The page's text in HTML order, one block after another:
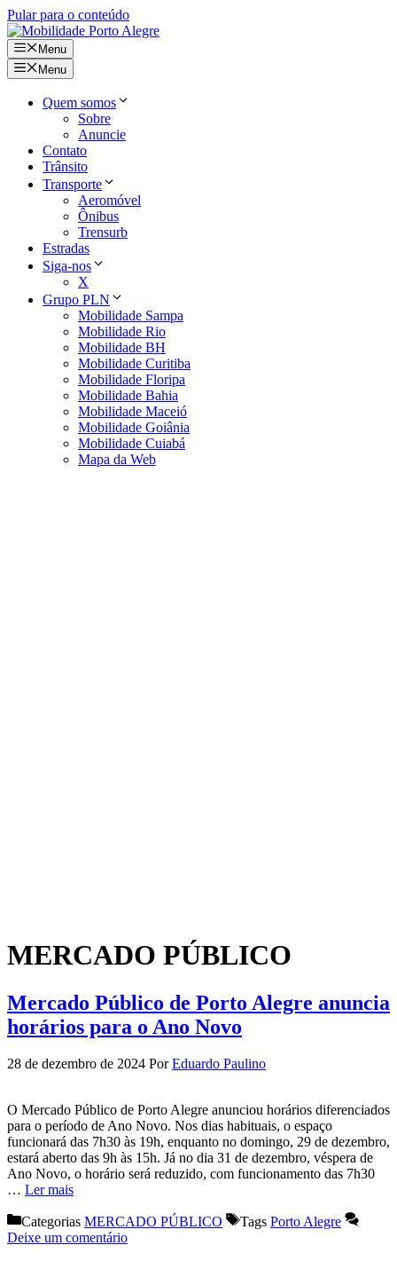
Pular para o conteúdo
Menu
Menu
Quem somos
Sobre
Anuncie
Contato
Trânsito
Transporte
Aeromóvel
Ônibus
Trensurb
Estradas
Siga-nos
X
Grupo PLN
Mobilidade Sampa
Mobilidade Rio
Mobilidade BH
Mobilidade Curitiba
Mobilidade Floripa
Mobilidade Bahia
Mobilidade Maceió
Mobilidade Goiânia
Mobilidade Cuiabá
Mapa da Web
MERCADO PÚBLICO
Mercado Público de Porto Alegre anuncia
horários para o Ano Novo
28 de dezembro de 2024 PorEduardo Paulino
O Mercado Público de Porto Alegre anunciou horários diferenciados
para o período de Ano Novo. Nos dias habituais, o espaço
funcionará das 7h30 às 19h, enquanto no domingo, 29 de dezembro,
estará aberto das 9h às 15h. Já no dia 31 de dezembro, véspera de
Ano Novo, o horário será reduzido, com funcionamento das 7h30
… Ler mais
Categorias MERCADO PÚBLICO Tags Porto Alegre
Deixe um comentário